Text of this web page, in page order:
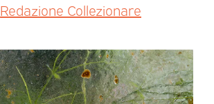
Redazione Collezionare